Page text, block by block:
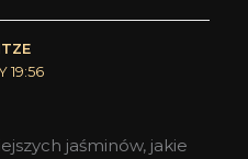
19:56
jaśminów, jakie